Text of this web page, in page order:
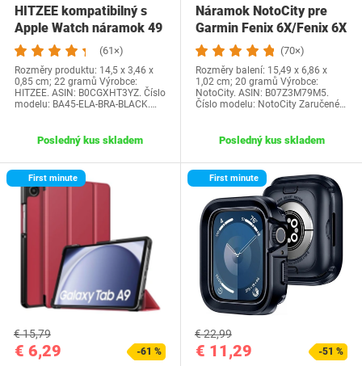
HITZEE kompatibilný s
Apple Watch náramok 49
mm 45 mm 44 mm…
(61×)
Rozměry produktu: 14,5 x 3,46 x
0,85 cm; 22 gramů Výrobce:
HITZEE. ASIN: B0CGXHT3YZ. Číslo
modelu: BA45-ELA-BRA-BLACK.…
Posledný kus skladem
Náramok NotoCity pre
Garmin Fenix 6X/Fenix 6X
Pro/Fenix…
(70×)
Rozměry balení: 15,49 x 6,86 x
1,02 cm; 20 gramů Výrobce:
NotoCity. ASIN: B07Z3M79M5.
Číslo modelu: NotoCity Zaručené…
Posledný kus skladem
First minute
€ 6,29
€ 15,79
-61 %
First minute
€ 11,29
€ 22,99
-51 %